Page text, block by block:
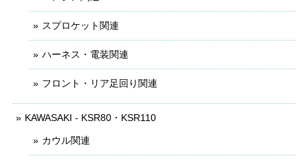
スプロケット関連
ハーネス・電装関連
フロント・リア足回り関連
KAWASAKI - KSR80・KSR110
カウル関連